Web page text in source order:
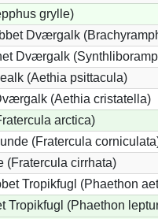
grylle)
Dværgalk
Dværgalk
(Aethia psittacula)
(Aethia cristatella)
arctica)
(Fratercula
(Fratercula cirrhata)
Tropikfugl (Phaethon
Tropikfugl (Phaethon